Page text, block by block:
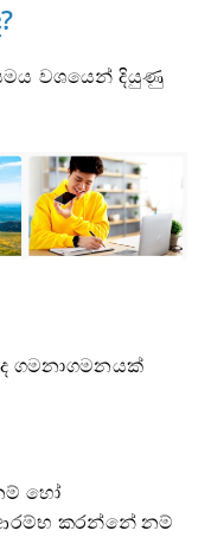
වශයෙන් දියුණු
ගමනාගමනයක්
හෝ
කරන්නේ නම්